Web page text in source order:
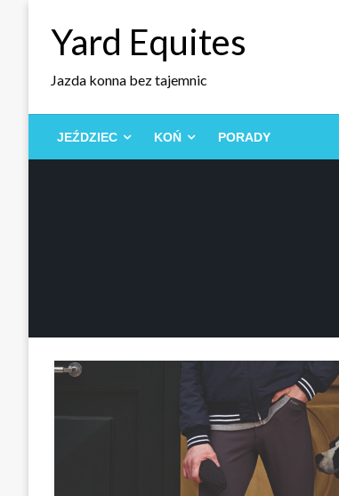
Yard Equites
Jazda konna bez tajemnic
JEŹDZIEC KOŃ PORADY